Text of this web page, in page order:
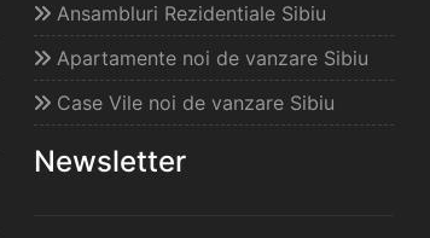
Ansambluri Rezidentiale Sibiu
Apartamente noi de vanzare Sibiu
Case Vile noi de vanzare Sibiu
Newsletter